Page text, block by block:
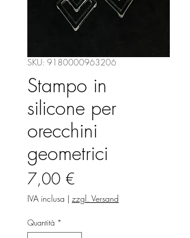
SKU: 9180000963206
Stampo in
silicone per
orecchini
geometrici
7,00 €
IVA inclusa | zzgl. Versand
Quantità *